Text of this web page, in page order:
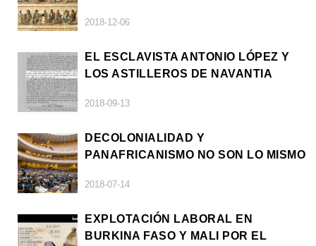
2018-12-06
EL ESCLAVISTA ANTONIO LÓPEZ Y
LOS ASTILLEROS DE NAVANTIA
2018-09-13
DECOLONIALIDAD Y
PANAFRICANISMO NO SON LO MISMO
2018-07-14
EXPLOTACIÓN LABORAL EN
BURKINA FASO Y MALI POR EL